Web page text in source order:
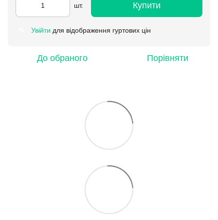
шт. Купити
Увійти для відображення гуртових цін
До обраного Порівняти